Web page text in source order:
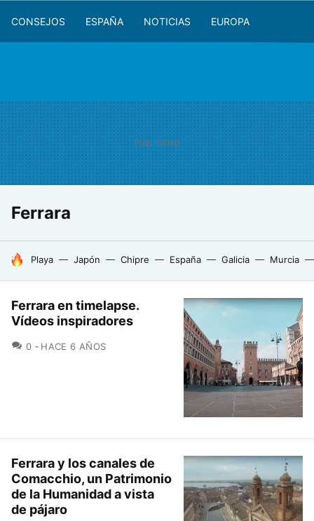
CONSEJOS ESPAÑA NOTICIAS EUROPA
Ferrara
HOY SE HABLA DE
Playa Japón Chipre España Galicia Murcia
Ferrara en timelapse.
Vídeos inspiradores
0 COMENTARIOS
HACE 6 AÑOS
Ferrara y los canales de
Comacchio, un Patrimonio
de la Humanidad a vista
de pájaro